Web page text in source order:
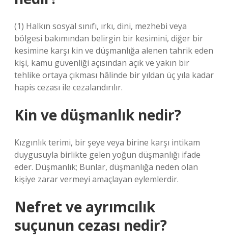
(1) Halkın sosyal sınıfı, ırkı, dini, mezhebi veya
bölgesi bakımından belirgin bir kesimini, diğer bir
kesimine karşı kin ve düşmanlığa alenen tahrik eden
kişi, kamu güvenliği açısından açık ve yakın bir
tehlike ortaya çıkması hâlinde bir yıldan üç yıla kadar
hapis cezası ile cezalandırılır.
Kin ve düşmanlık nedir?
Kızgınlık terimi, bir şeye veya birine karşı intikam
duygusuyla birlikte gelen yoğun düşmanlığı ifade
eder. Düşmanlık; Bunlar, düşmanlığa neden olan
kişiye zarar vermeyi amaçlayan eylemlerdir.
Nefret ve ayrımcılık
suçunun cezası nedir?